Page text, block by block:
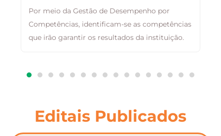
Por meio da Gestão de Desempenho por
Competências, identificam-se as competências
que irão garantir os resultados da instituição.
Editais Publicados